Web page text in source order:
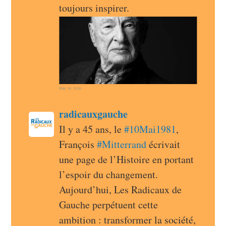
toujours inspirer.
May 30, 2026
radicauxgauche avatar
radicauxgauchepost
Il y a 45 ans, le #10Mai1981,
François #Mitterrand écrivait
une page de l’Histoire en portant
l’espoir du changement.
Aujourd’hui, Les Radicaux de
Gauche perpétuent cette
ambition : transformer la société,